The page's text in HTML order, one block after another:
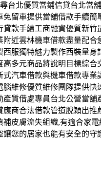
台北優質當鋪信貸台北當
留車提供當舖借款手續簡
款手續工商融資優質新竹
近雲林機車借款盡量配合
服獨特魅力製作西裝量身
多元商品將說明目標綜合
汽車借款與機車借款專業
維修優質維修團隊提供快
質借處專員台北公營當舖
商合法借款管道脫穎出推
皮膚流失組織,有適合家
您的居家也能有安全的守